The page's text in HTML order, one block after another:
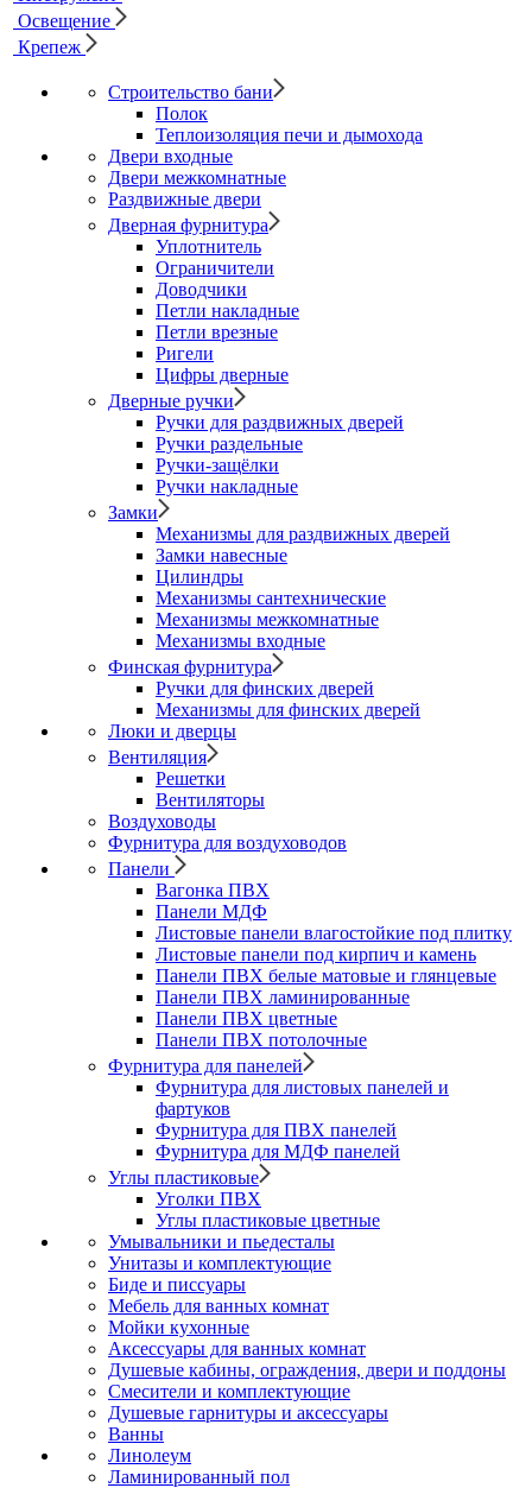
Освещение
Крепеж
Строительство бани
Полок
Теплоизоляция печи и дымохода
Двери входные
Двери межкомнатные
Раздвижные двери
Дверная фурнитура
Уплотнитель
Ограничители
Доводчики
Петли накладные
Петли врезные
Ригели
Цифры дверные
Дверные ручки
Ручки для раздвижных дверей
Ручки раздельные
Ручки-защёлки
Ручки накладные
Замки
Механизмы для раздвижных дверей
Замки навесные
Цилиндры
Механизмы сантехнические
Механизмы межкомнатные
Механизмы входные
Финская фурнитура
Ручки для финских дверей
Механизмы для финских дверей
Люки и дверцы
Вентиляция
Решетки
Вентиляторы
Воздуховоды
Фурнитура для воздуховодов
Панели
Вагонка ПВХ
Панели МДФ
Листовые панели влагостойкие под плитку
Листовые панели под кирпич и камень
Панели ПВХ белые матовые и глянцевые
Панели ПВХ ламинированные
Панели ПВХ цветные
Панели ПВХ потолочные
Фурнитура для панелей
Фурнитура для листовых панелей и
фартуков
Фурнитура для ПВХ панелей
Фурнитура для МДФ панелей
Углы пластиковые
Уголки ПВХ
Углы пластиковые цветные
Умывальники и пьедесталы
Унитазы и комплектующие
Биде и писсуары
Мебель для ванных комнат
Мойки кухонные
Аксессуары для ванных комнат
Душевые кабины, ограждения, двери и поддоны
Смесители и комплектующие
Душевые гарнитуры и аксессуары
Ванны
Линолеум
Ламинированный пол